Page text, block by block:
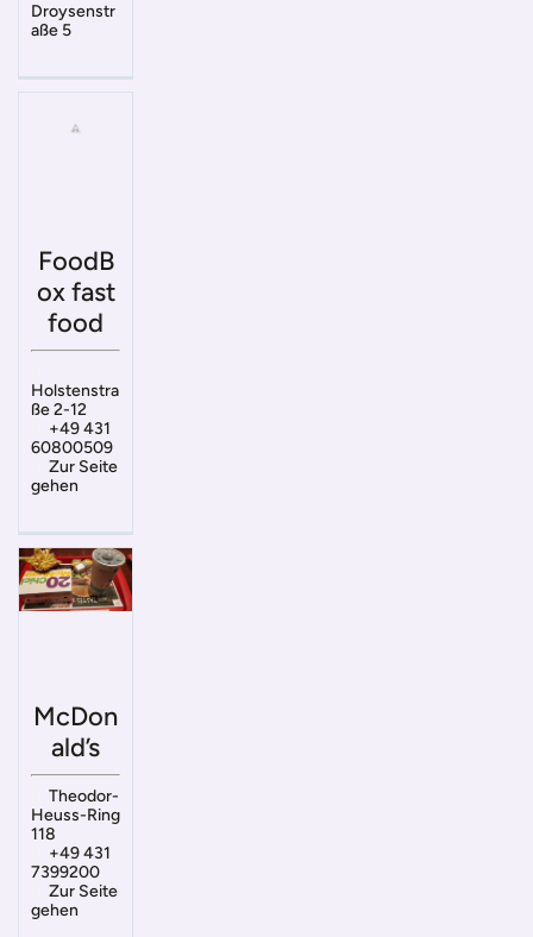
Droysenstr
aße 5
FoodB
ox fast
food
Holstenstra
ße 2-12
+49 431
60800509
Zur Seite
gehen
McDon
ald’s
Theodor-
Heuss-Ring
118
+49 431
7399200
Zur Seite
gehen